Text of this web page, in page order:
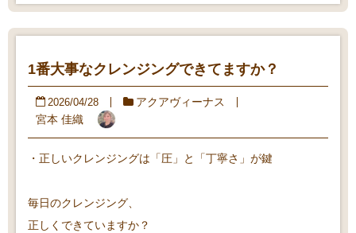
1番大事なクレンジングできてますか？
2026/04/28
アクアヴィーナス
宮本 佳織
・正しいクレンジングは「圧」と「丁寧さ」が鍵
毎日のクレンジング、
正しくできていますか？